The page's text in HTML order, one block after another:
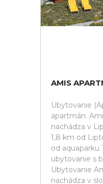
AMIS
Ubytovanie
apartmán.
nachádza v
1,8 km od
od aquaparku
ubytovanie s
Ubytovanie
nachádza v